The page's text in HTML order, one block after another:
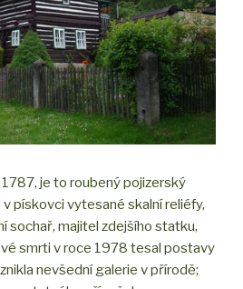
je to roubený pojizerský
pískovci vytesané skalní reliéfy,
sochař, majitel zdejšího statku,
smrti v roce 1978 tesal postavy
nevšední galerie v přírodě;